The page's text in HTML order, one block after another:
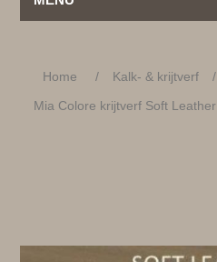
Home / Kalk- & krijtverf /
Mia Colore krijtverf Soft Leather